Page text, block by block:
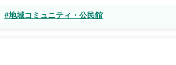
#地域コミュニティ・公民館